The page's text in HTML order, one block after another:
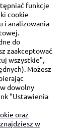
funkcje
cookie
i analizowania
do
zaakceptować
wszystkie",
Możesz
dowolny
"Ustawienia
oraz
w